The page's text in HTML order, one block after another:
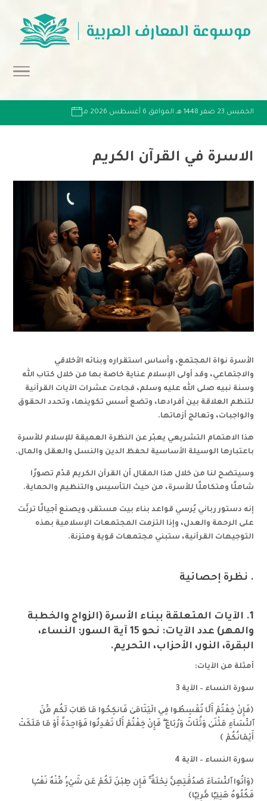
الخميس 23 صفر 1448 هـ الموافق 6 أغسطس 2026 مـ
الاسرة في القرآن الكريم
الأسرة نواة المجتمع، وأساس استقراره وبنائه الأخلاقي
والاجتماعي، وقد أولى الإسلام عناية خاصة بها من خلال كتاب الله
وسنة نبيه صلى الله عليه وسلم، فجاءت عشرات الآيات القرآنية
لتنظم العلاقة بين أفرادها، وتضع أسس تكوينها، وتحدد الحقوق
والواجبات، وتعالج أزماتها.
هذا الاهتمام التشريعي يعبّر عن النظرة العميقة للإسلام للأسرة
باعتبارها الوسيلة الأساسية لحفظ الدين والنسل والعقل والمال.
وسيتضح لنا من خلال هذا المقال أن القرآن الكريم قدّم تصورًا
شاملًا ومتكاملًا للأسرة، من حيث التأسيس والتنظيم والحماية.
إنه دستور رباني يُرسي قواعد بناء بيت مستقر، ويصنع أجيالًا تربَّت
على الرحمة والعدل، وإذا التزمت المجتمعات الإسلامية بهذه
التوجيهات القرآنية، ستبني مجتمعات قوية ومتزنة.
. نظرة إحصائية
1. الآيات المتعلقة ببناء الأسرة (الزواج والخطبة
والمهر) عدد الآيات: نحو 15 آية
السور: النساء،
البقرة، النور، الأحزاب، التحريم.
أمثلة من الآيات:
سورة النساء – الآية 3
﴿فَإِنْ خِفْتُمْ أَلَّا تُقْسِطُوا فِي الْيَتَامَىٰ فَانكِحُوا مَا طَابَ لَكُم مِّنَ
ٱلنِّسَآءِ مَثْنَىٰ وَثُلَاثَ وَرُبَاعَ ۖ فَإِنْ خِفْتُمْ أَلَّا تَعْدِلُوا فَوَاحِدَةً أَوْ مَا مَلَكَتْ
أَيْمَانُكُمْ ﴾
سورة النساء – الآية 4
﴿وَآتُوا ٱلنِّسَآءَ صَدُقَٰتِهِنَّ نِحْلَةً ۚ فَإِن طِبْنَ لَكُمْ عَن شَيْءٍۢ مِّنْهُ نَفْسًۭا
فَكُلُوهُ هَنِيٓـًۭٔا مَّرِيٓـًۭٔا﴾